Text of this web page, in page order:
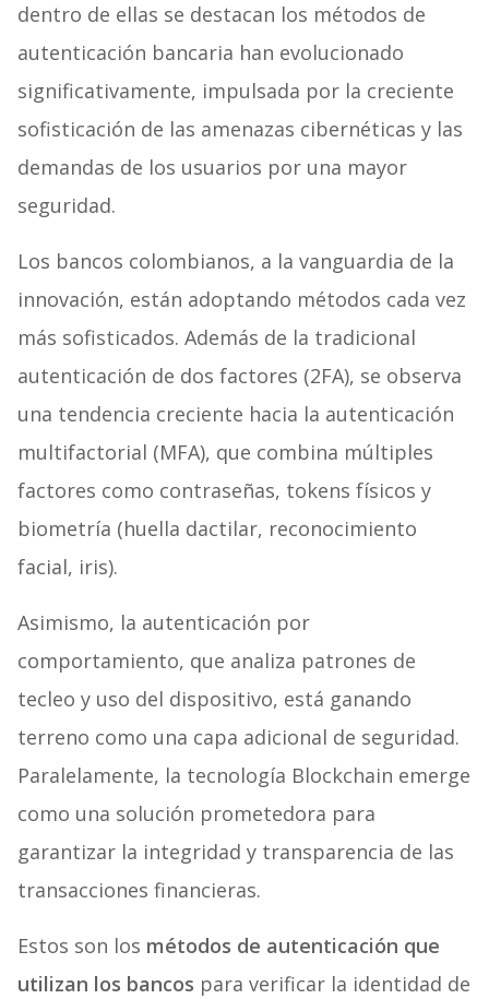
dentro de ellas se destacan los métodos de
autenticación bancaria han evolucionado
significativamente, impulsada por la creciente
sofisticación de las amenazas cibernéticas y las
demandas de los usuarios por una mayor
seguridad.
Los bancos colombianos, a la vanguardia de la
innovación, están adoptando métodos cada vez
más sofisticados. Además de la tradicional
autenticación de dos factores (2FA), se observa
una tendencia creciente hacia la autenticación
multifactorial (MFA), que combina múltiples
factores como contraseñas, tokens físicos y
biometría (huella dactilar, reconocimiento
facial, iris).
Asimismo, la autenticación por
comportamiento, que analiza patrones de
tecleo y uso del dispositivo, está ganando
terreno como una capa adicional de seguridad.
Paralelamente, la tecnología Blockchain emerge
como una solución prometedora para
garantizar la integridad y transparencia de las
transacciones financieras.
Estos son los métodos de autenticación que
utilizan los bancos para verificar la identidad de